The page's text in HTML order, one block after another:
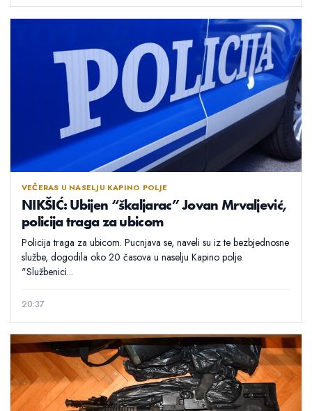
VEČERAS U NASELJU KAPINO POLJE
NIKŠIĆ: Ubijen “škaljarac” Jovan Mrvaljević,
policija traga za ubicom
Policija traga za ubicom. Pucnjava se, naveli su iz te bezbjednosne
službe, dogodila oko 20 časova u naselju Kapino polje.
"Službenici...
20:37